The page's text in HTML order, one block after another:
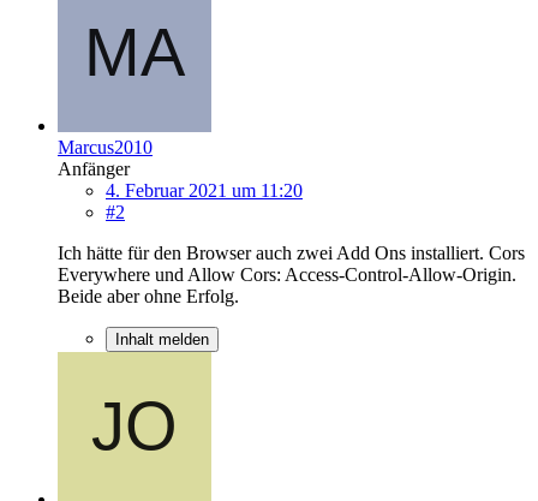
Marcus2010
Anfänger
4. Februar 2021 um 11:20
#2
Ich hätte für den Browser auch zwei Add Ons installiert. Cors
Everywhere und Allow Cors: Access-Control-Allow-Origin.
Beide aber ohne Erfolg.
Inhalt melden